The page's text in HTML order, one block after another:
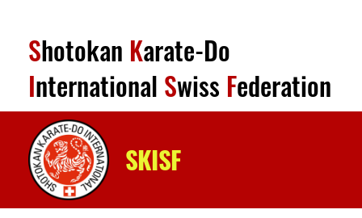
Shotokan Karate-Do
International Swiss Federation
SKISF